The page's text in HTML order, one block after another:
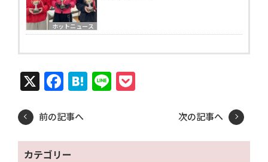
ホットニュース
X Facebook
Hatena
Line
前の記事へ 次の記事へ
カテゴリー